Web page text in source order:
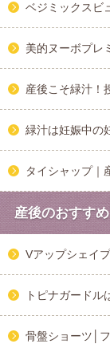
ベジミックスビ
美的ヌーボプレ
産後こそ緑汁！
緑汁は妊娠中の
タイシャップ｜
産後のおすす
Vアップシェイ
トピナガード
骨盤ショーツ│